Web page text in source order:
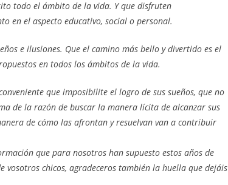
todo el ámbito de la vida. Y que disfruten
en el aspecto educativo, social o personal.
e ilusiones. Que el camino más bello y divertido es el
en todos los ámbitos de la vida.
que imposibilite el logro de sus sueños, que no
de la razón de buscar la manera lícita de alcanzar sus
de cómo las afrontan y resuelvan van a contribuir
que para nosotros han supuesto estos años de
vosotros chicos, agradeceros también la huella que dejáis